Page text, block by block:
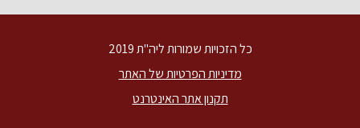
כל הזכויות שמורות ליה"ת 2019
מדיניות הפרטיות של האתר
תקנון אתר האינטרנט